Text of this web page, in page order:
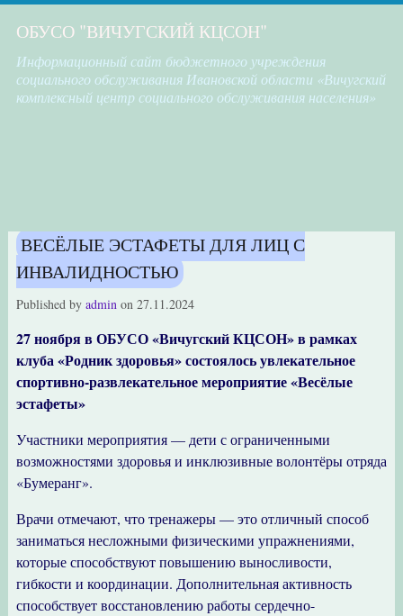
ОБУСО "ВИЧУГСКИЙ КЦСОН"
Информационный сайт бюджетного учреждения
социального обслуживания Ивановской области «Вичугский
комплексный центр социального обслуживания населения»
ВЕСЁЛЫЕ ЭСТАФЕТЫ ДЛЯ ЛИЦ С
ИНВАЛИДНОСТЬЮ
Published by adminon 27.11.2024
27 ноября в ОБУСО «Вичугский КЦСОН» в рамках
клуба «Родник здоровья» состоялось увлекательное
спортивно-развлекательное мероприятие «Весёлые
эстафеты»
Участники мероприятия — дети с ограниченными
возможностями здоровья и инклюзивные волонтёры отряда
«Бумеранг».
Врачи отмечают, что тренажеры — это отличный способ
заниматься несложными физическими упражнениями,
которые способствуют повышению выносливости,
гибкости и координации. Дополнительная активность
способствует восстановлению работы сердечно-